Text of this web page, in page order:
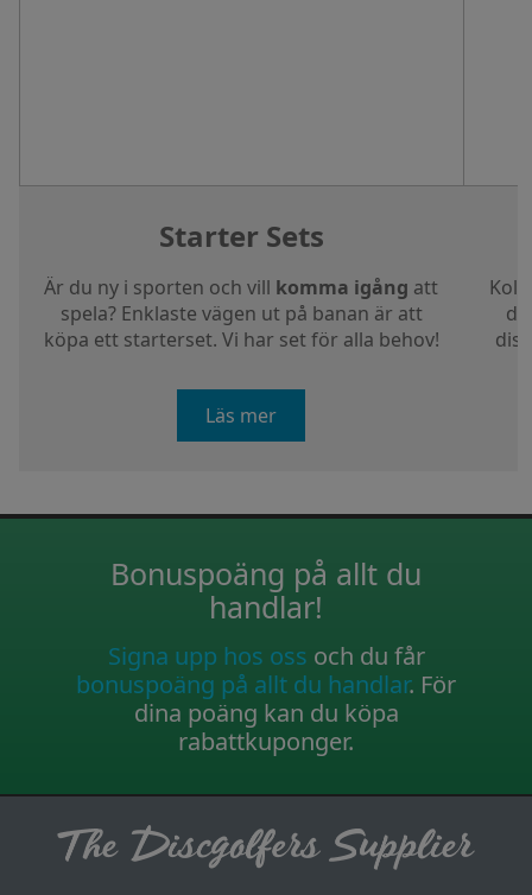
Starter Sets
Är du ny i sporten och vill komma igång att
spela? Enklaste vägen ut på banan är att
köpa ett starterset. Vi har set för alla behov!
Läs mer
Bonuspoäng på allt du
handlar!
Signa upp hos oss och du får
bonuspoäng på allt du handlar. För
dina poäng kan du köpa
rabattkuponger.